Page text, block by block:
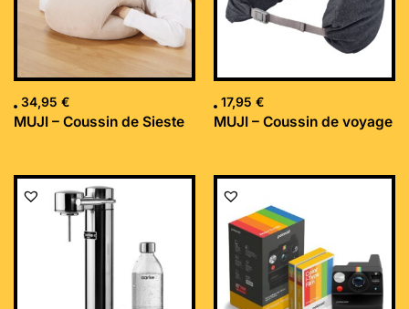
34,95 €
MUJI – Coussin de Sieste
17,95 €
MUJI – Coussin de voyage
Le
initial
était :
169,99 €.
Le